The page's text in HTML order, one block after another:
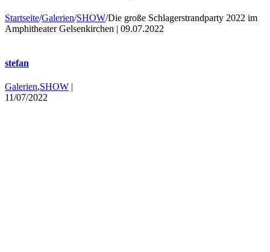
Startseite/Galerien/SHOW/Die große Schlagerstrandparty 2022 im
Amphitheater Gelsenkirchen | 09.07.2022
stefan
Galerien,SHOW |
11/07/2022